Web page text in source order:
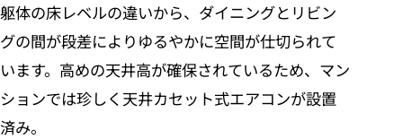
躯体の床レベルの違いから、ダイニングとリビン
グの間が段差によりゆるやかに空間が仕切られて
います。高めの天井高が確保されているため、マン
ションでは珍しく天井カセット式エアコンが設置
済み。